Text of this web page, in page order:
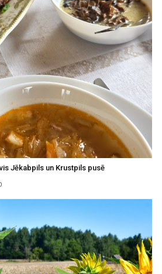
Jēkabpils un Krustpils pusē